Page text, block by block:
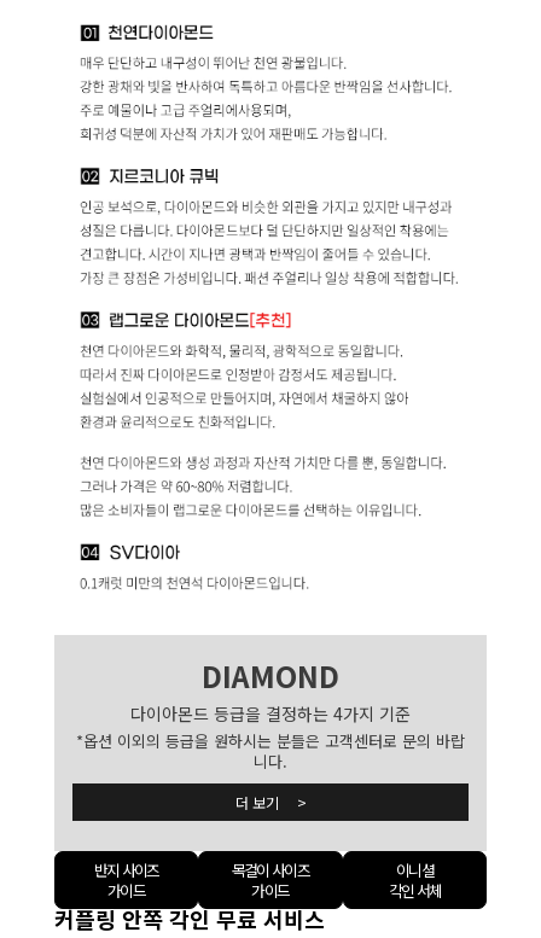
DIAMOND
다이아몬드 등급을 결정하는 4가지 기준
*옵션 이외의 등급을 원하시는 분들은 고객센터로 문의 바랍
니다.
더 보기 >
반지 사이즈
가이드
목걸이 사이즈
가이드
이니셜
각인 서체
커플링 안쪽 각인 무료 서비스